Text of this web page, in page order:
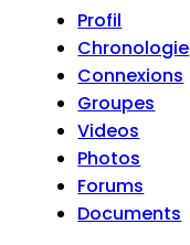
Profil
Chronologie
Connexions
Groupes
Videos
Photos
Forums
Documents